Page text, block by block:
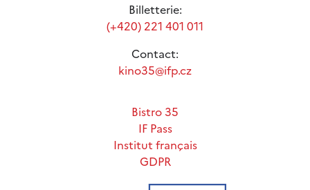
Billetterie:
(+420) 221 401 011
Contact:
kino35@ifp.cz
Bistro 35
IF Pass
Institut français
GDPR